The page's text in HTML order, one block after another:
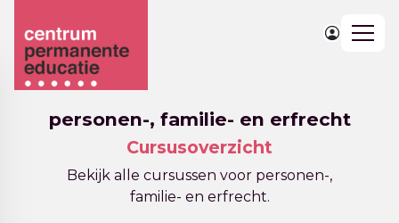
personen-, familie- en erfrecht
Cursusoverzicht
Bekijk alle cursussen voor personen-,
familie- en erfrecht.